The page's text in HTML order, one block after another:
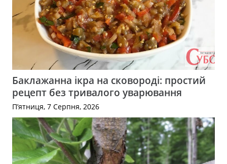
Баклажанна ікра на сковороді: простий
рецепт без тривалого уварювання
П’ятниця, 7 Серпня, 2026